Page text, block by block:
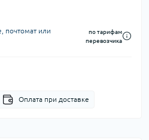
почтомат или
по тарифам
перевозчика
Оплата при доставке